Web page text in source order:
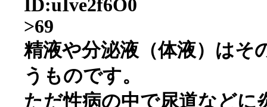
ID:uIve2f6O0
>69
精液や分泌液（体液）はそ
うものです。
ただ性病の中で尿道などに